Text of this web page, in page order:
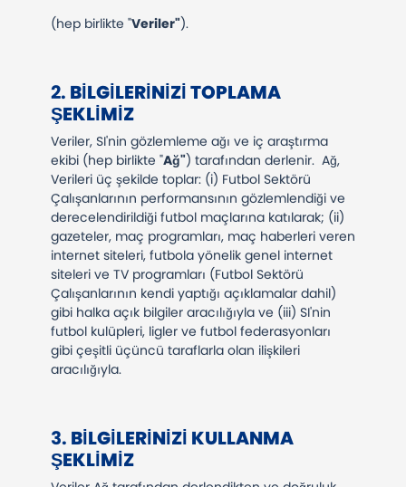
(hep birlikte "Veriler").
2. BILGILERINIZI TOPLAMA
ŞEKLIMIZ
Veriler, SI'nin gözlemleme ağı ve iç araştırma
ekibi (hep birlikte "Ağ") tarafından derlenir. Ağ,
Verileri üç şekilde toplar: (i) Futbol Sektörü
Çalışanlarının performansının gözlemlendiği ve
derecelendirildiği futbol maçlarına katılarak; (ii)
gazeteler, maç programları, maç haberleri veren
internet siteleri, futbola yönelik genel internet
siteleri ve TV programları (Futbol Sektörü
Çalışanlarının kendi yaptığı açıklamalar dahil)
gibi halka açık bilgiler aracılığıyla ve (iii) SI'nin
futbol kulüpleri, ligler ve futbol federasyonları
gibi çeşitli üçüncü taraflarla olan ilişkileri
aracılığıyla.
​​​​​​​3. BILGILERINIZI KULLANMA
ŞEKLIMIZ